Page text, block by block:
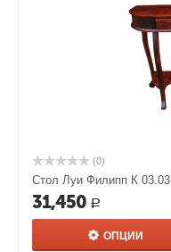
(0)
Стол Луи Филипп К 03.03
31,450 Р
ОПЦИИ